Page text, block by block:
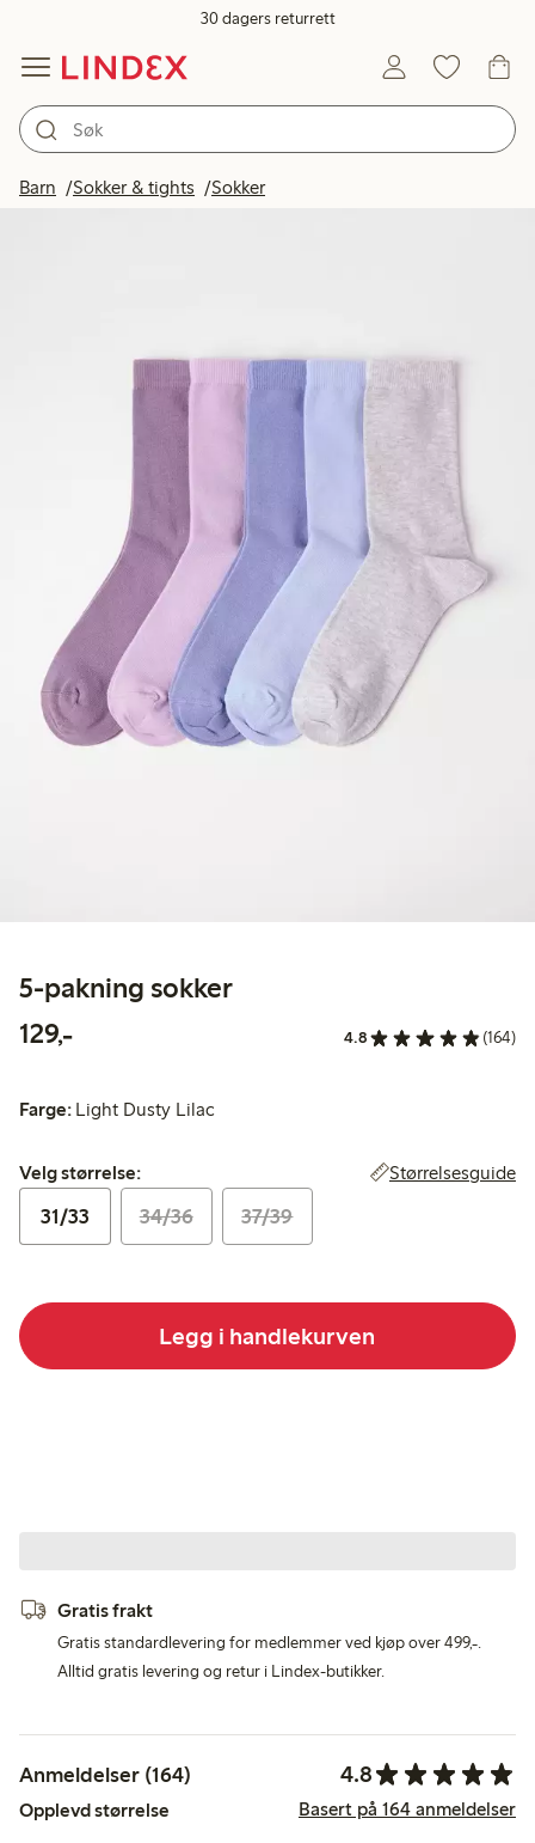
30 dagers returrett
Barn Sokker & tights Sokker
5-pakning sokker
129,-129,00 kr 4.8 (164)
Farge: Light Dusty Lilac
Velg størrelse:
Velg størrelse: Størrelsesguide
31/33 34/36 37/39
Legg i handlekurven
Gratis frakt
Gratis standardlevering for medlemmer ved kjøp over 499,-.
Alltid gratis levering og retur i Lindex-butikker.
Anmeldelser (164) 4.8
Opplevd størrelse Basert på 164 anmeldelser